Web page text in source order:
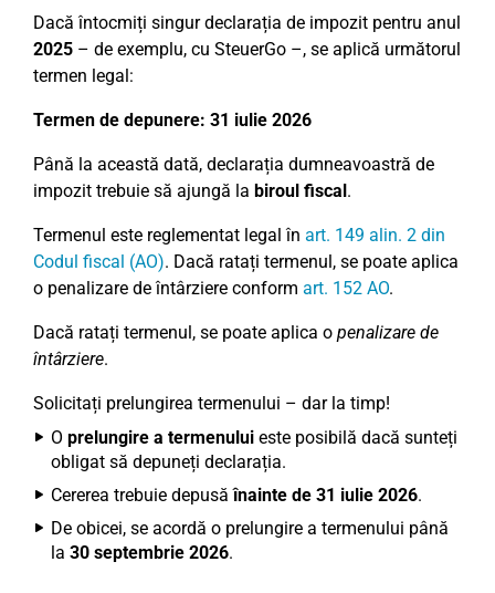
Dacă întocmiți singur declarația de impozit pentru anul
2025 – de exemplu, cu SteuerGo –, se aplică următorul
termen legal:
Termen de depunere: 31 iulie 2026
Până la această dată, declarația dumneavoastră de
impozit trebuie să ajungă la biroul fiscal .
Termenul este reglementat legal în art. 149 alin. 2 din
Codul fiscal (AO). Dacă ratați termenul, se poate aplica
o penalizare de întârziere conform art. 152 AO.
Dacă ratați termenul, se poate aplica o penalizare de
întârziere.
Solicitați prelungirea termenului – dar la timp!
O prelungire a termenului este posibilă dacă sunteți
obligat să depuneți declarația.
Cererea trebuie depusăînainte de 31 iulie 2026.
De obicei, se acordă o prelungire a termenului până
la 30 septembrie 2026.